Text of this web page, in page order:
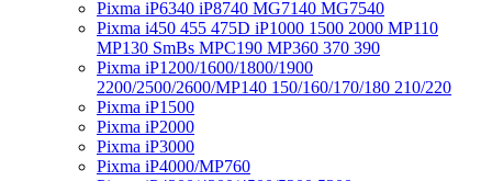
Pixma iP6340 iP8740 MG7140 MG7540
Pixma i450 455 475D iP1000 1500 2000 MP110
MP130 SmBs MPC190 MP360 370 390
Pixma iP1200/1600/1800/1900
2200/2500/2600/MP140 150/160/170/180 210/220
Pixma iP1500
Pixma iP2000
Pixma iP3000
Pixma iP4000/MP760